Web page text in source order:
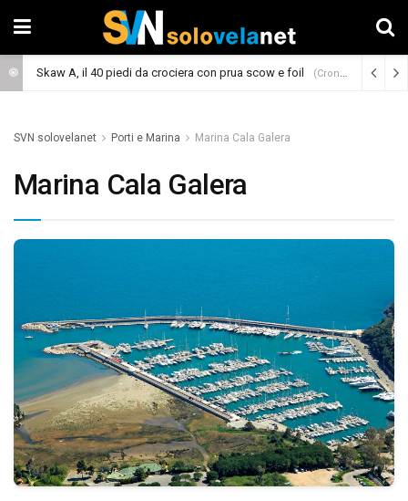
Skaw A, il 40 piedi da crociera con prua scow e foil (Cronaca)
SVN solovelanet Porti e Marina Marina Cala Galera
Marina Cala Galera